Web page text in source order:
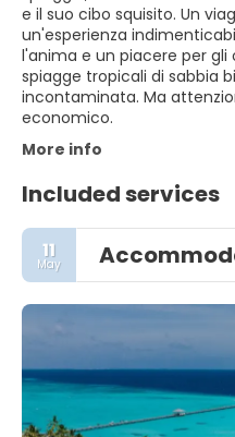
e il suo cibo squisito. Un
un'esperienza
l'anima e un piacere per
spiagge tropicali di sabbia
incontaminata. Ma
economico.
More info
Included services
11
May